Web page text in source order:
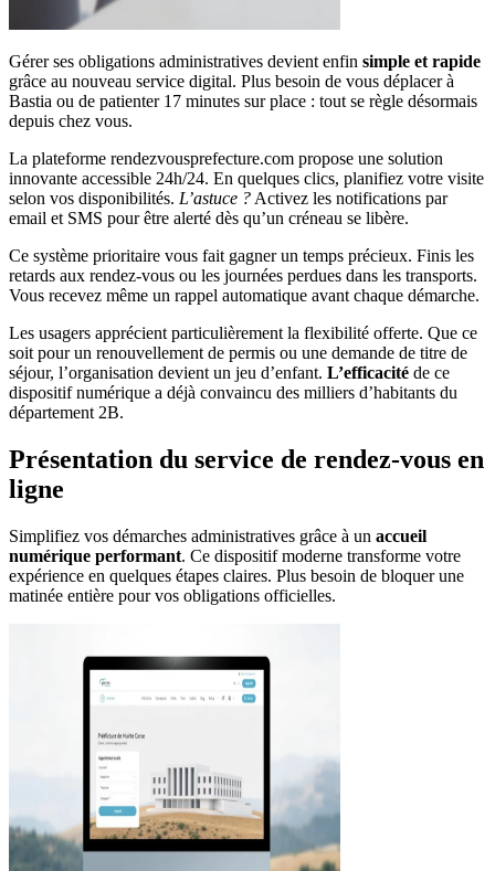
Gérer ses obligations administratives devient enfin simple et rapide
grâce au nouveau service digital. Plus besoin de vous déplacer à
Bastia ou de patienter 17 minutes sur place : tout se règle désormais
depuis chez vous.
La plateforme rendezvousprefecture.com propose une solution
innovante accessible 24h/24. En quelques clics, planifiez votre visite
selon vos disponibilités. L’astuce ? Activez les notifications par
email et SMS pour être alerté dès qu’un créneau se libère.
Ce système prioritaire vous fait gagner un temps précieux. Finis les
retards aux rendez-vous ou les journées perdues dans les transports.
Vous recevez même un rappel automatique avant chaque démarche.
Les usagers apprécient particulièrement la flexibilité offerte. Que ce
soit pour un renouvellement de permis ou une demande de titre de
séjour, l’organisation devient un jeu d’enfant. L’efficacité de ce
dispositif numérique a déjà convaincu des milliers d’habitants du
département 2B.
Présentation du service de rendez-vous en
ligne
Simplifiez vos démarches administratives grâce à un accueil
numérique performant. Ce dispositif moderne transforme votre
expérience en quelques étapes claires. Plus besoin de bloquer une
matinée entière pour vos obligations officielles.